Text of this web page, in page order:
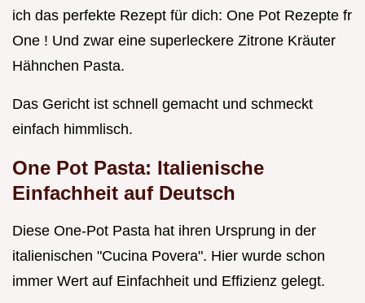
ich das perfekte Rezept für dich: One Pot Rezepte fr
One ! Und zwar eine superleckere Zitrone Kräuter
Hähnchen Pasta.
Das Gericht ist schnell gemacht und schmeckt
einfach himmlisch.
One Pot Pasta: Italienische
Einfachheit auf Deutsch
Diese One-Pot Pasta hat ihren Ursprung in der
italienischen "Cucina Povera". Hier wurde schon
immer Wert auf Einfachheit und Effizienz gelegt.